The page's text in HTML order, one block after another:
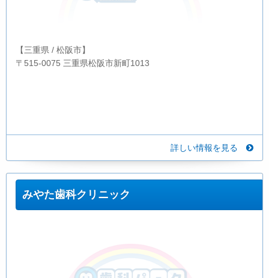
【三重県 / 松阪市】
〒515-0075 三重県松阪市新町1013
詳しい情報を見る
みやた歯科クリニック